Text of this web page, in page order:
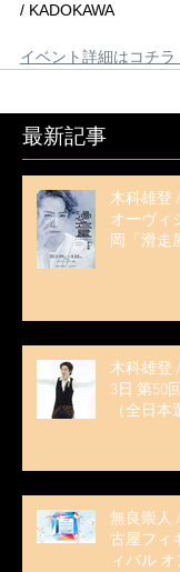
/ KADOKAWA
イベント詳細はコチラ
最新記事
木科雄登
オーヴィ
岡「滑走
木科雄登
3日 第50
（全日本
無良崇人
古屋フィ
ィバル